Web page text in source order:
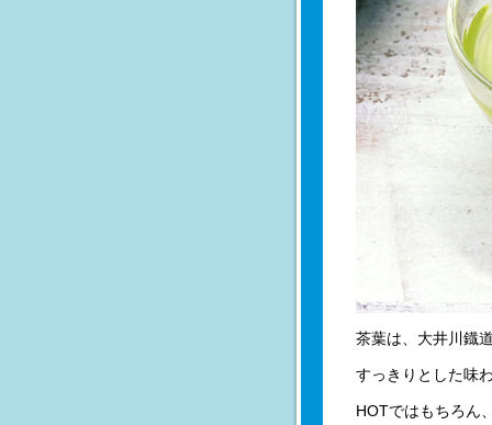
茶葉は、大井川鐡
すっきりとした味
HOTではもちろん